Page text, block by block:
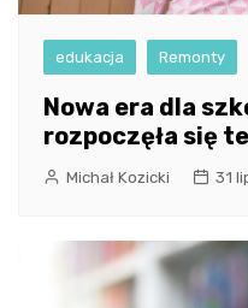
edukacja Remonty
Nowa era dla
rozpoczęła się
Michał Kozicki 31